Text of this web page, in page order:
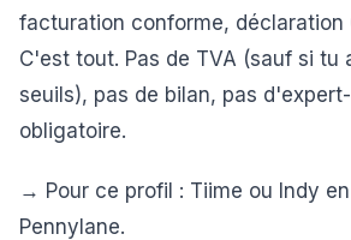
facturation conforme, déclaration
C'est tout. Pas de TVA (sauf si tu
seuils), pas de bilan, pas
obligatoire.
→ Pour ce profil : Tiime ou Indy
Pennylane.